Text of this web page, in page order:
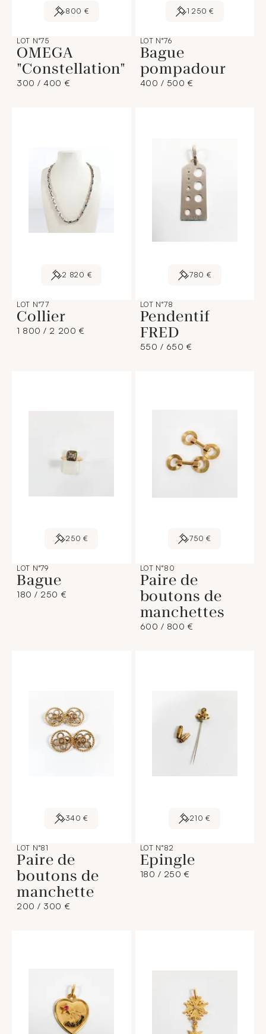
800 €
LOT N°75
OMEGA
"Constellation"
300 / 400 €
1 250 €
LOT N°76
Bague
pompadour
400 / 500 €
2 820 €
LOT N°77
Collier
1 800 / 2 200 €
780 €
LOT N°78
Pendentif
FRED
550 / 650 €
250 €
LOT N°79
Bague
180 / 250 €
750 €
LOT N°80
Paire de
boutons de
manchettes
600 / 800 €
340 €
LOT N°81
Paire de
boutons de
manchette
200 / 300 €
210 €
LOT N°82
Epingle
180 / 250 €